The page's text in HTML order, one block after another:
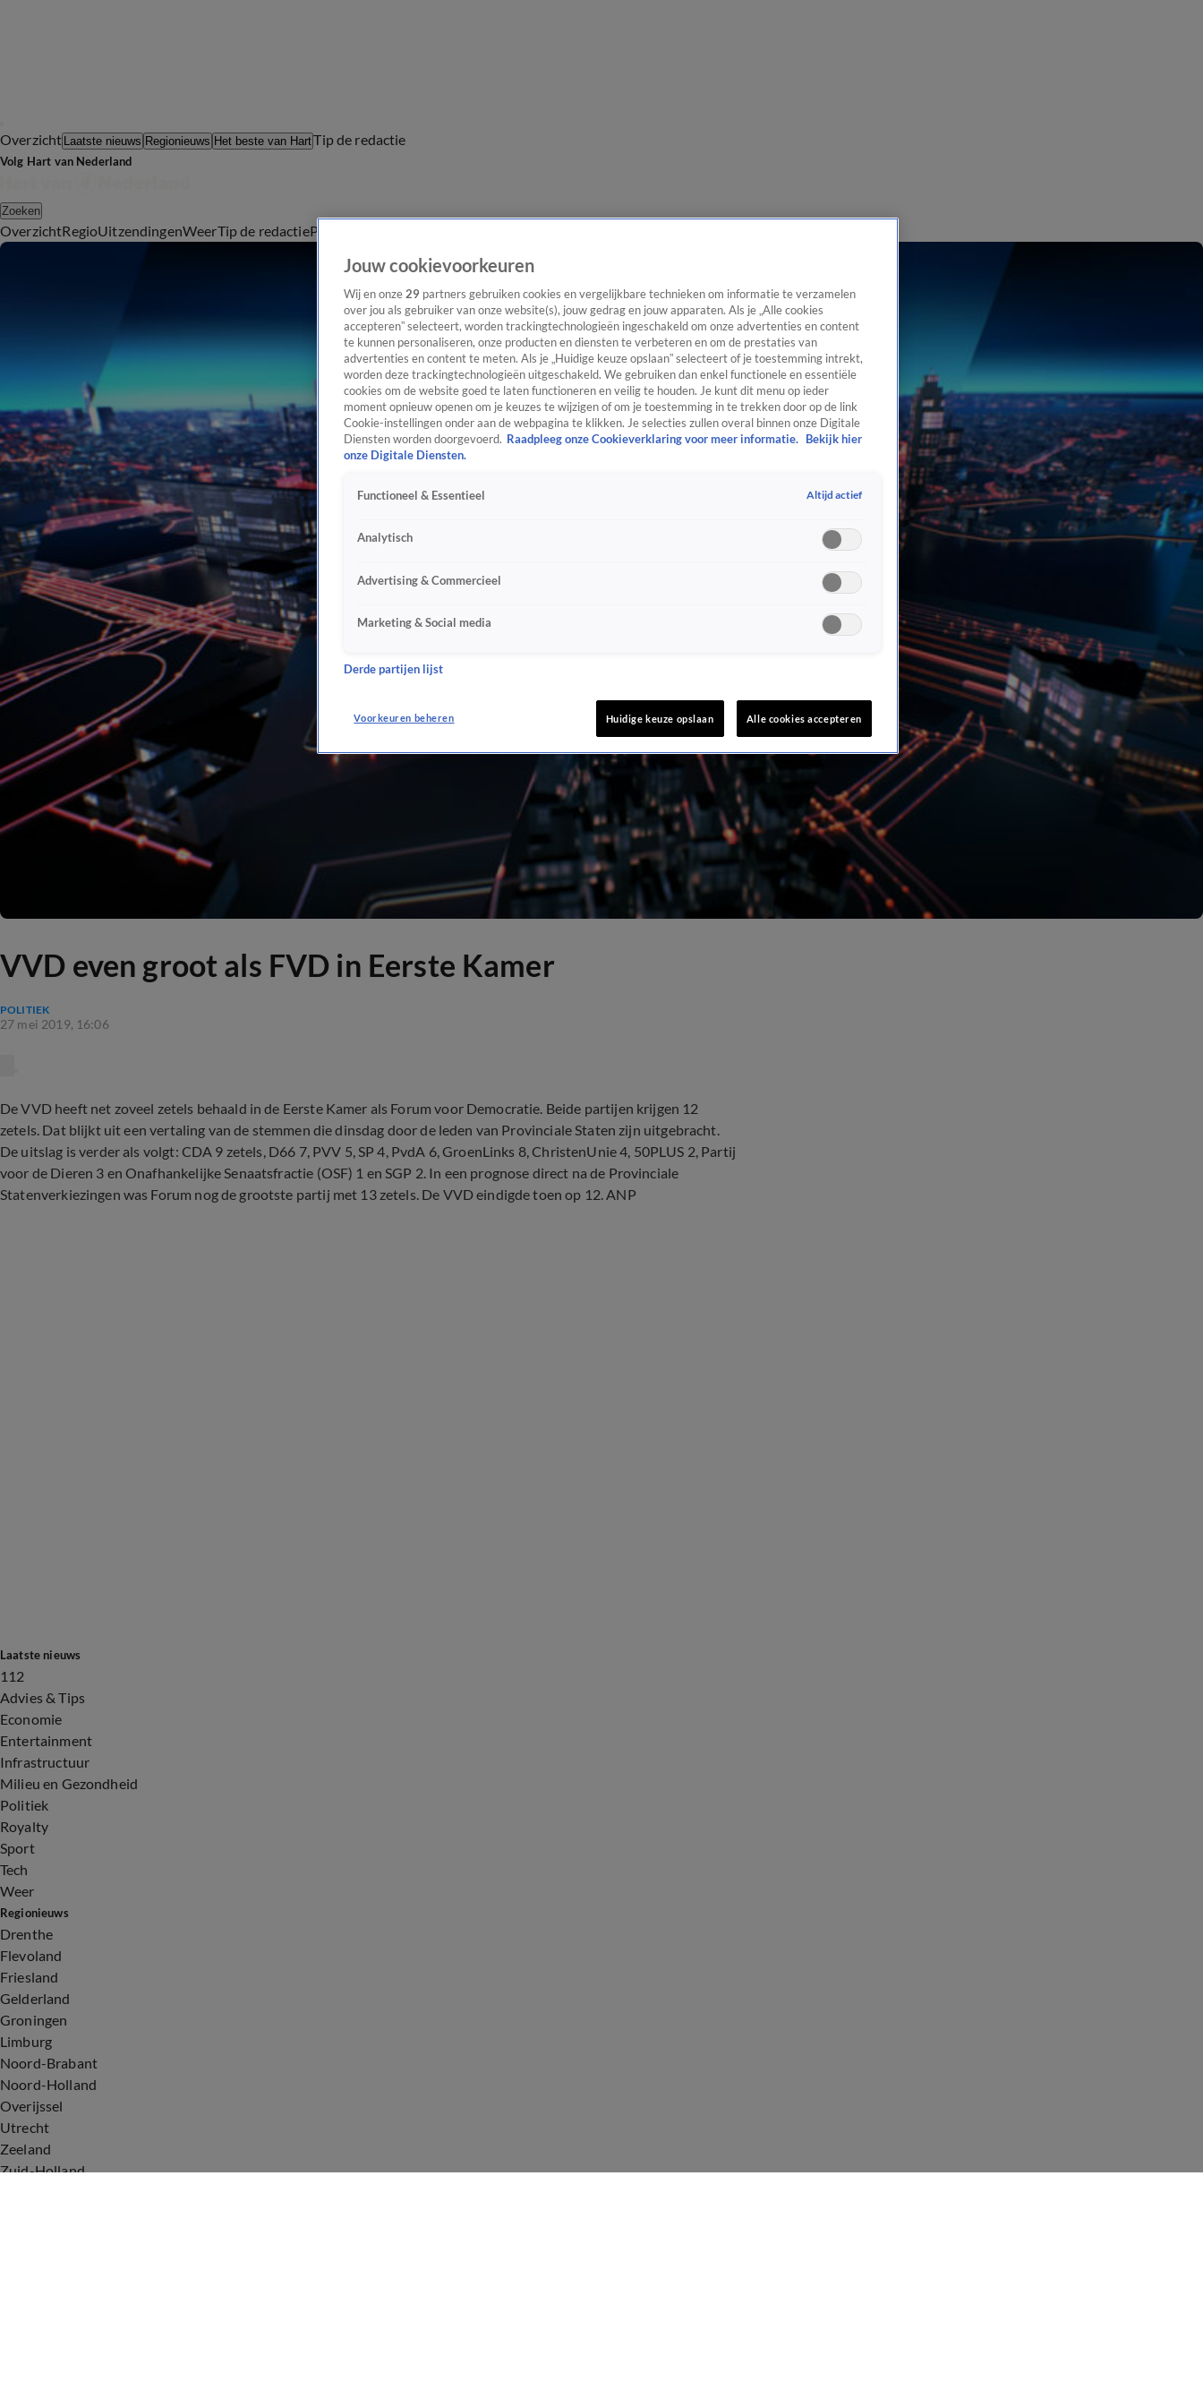
Overzicht Laatste nieuws Regionieuws Het beste van HartTip de redactie
Volg Hart van Nederland
Zoeken
OverzichtRegioUitzendingenWeerTip de redactiePanel
VVD even groot als FVD in Eerste Kamer
POLITIEK
27 mei 2019, 16:06
De VVD heeft net zoveel zetels behaald in de Eerste Kamer als Forum voor Democratie. Beide partijen krijgen 12
zetels. Dat blijkt uit een vertaling van de stemmen die dinsdag door de leden van Provinciale Staten zijn uitgebracht.
De uitslag is verder als volgt: CDA 9 zetels, D66 7, PVV 5, SP 4, PvdA 6, GroenLinks 8, ChristenUnie 4, 50PLUS 2, Partij
voor de Dieren 3 en Onafhankelijke Senaatsfractie (OSF) 1 en SGP 2. In een prognose direct na de Provinciale
Statenverkiezingen was Forum nog de grootste partij met 13 zetels. De VVD eindigde toen op 12. ANP
Laatste nieuws
112
Advies & Tips
Economie
Entertainment
Infrastructuur
Milieu en Gezondheid
Politiek
Royalty
Sport
Tech
Weer
Regionieuws
Drenthe
Flevoland
Friesland
Gelderland
Groningen
Limburg
Noord-Brabant
Noord-Holland
Overijssel
Utrecht
Zeeland
Zuid-Holland
Jouw cookievoorkeuren
Wij en onze 29 partners gebruiken cookies en vergelijkbare technieken om informatie te verzamelen
over jou als gebruiker van onze website(s), jouw gedrag en jouw apparaten. Als je „Alle cookies
accepteren” selecteert, worden trackingtechnologieën ingeschakeld om onze advertenties en content
te kunnen personaliseren, onze producten en diensten te verbeteren en om de prestaties van
advertenties en content te meten. Als je „Huidige keuze opslaan” selecteert of je toestemming intrekt,
worden deze trackingtechnologieën uitgeschakeld. We gebruiken dan enkel functionele en essentiële
cookies om de website goed te laten functioneren en veilig te houden. Je kunt dit menu op ieder
moment opnieuw openen om je keuzes te wijzigen of om je toestemming in te trekken door op de link
Cookie-instellingen onder aan de webpagina te klikken. Je selecties zullen overal binnen onze Digitale
Diensten worden doorgevoerd. Raadpleeg onze Cookieverklaring voor meer informatie. Bekijk hier
onze Digitale Diensten.
Functioneel & Essentieel Altijd actief
Analytisch
Advertising & Commercieel
Marketing & Social media
Derde partijen lijst
Voorkeuren beheren Huidige keuze opslaan Alle cookies accepteren